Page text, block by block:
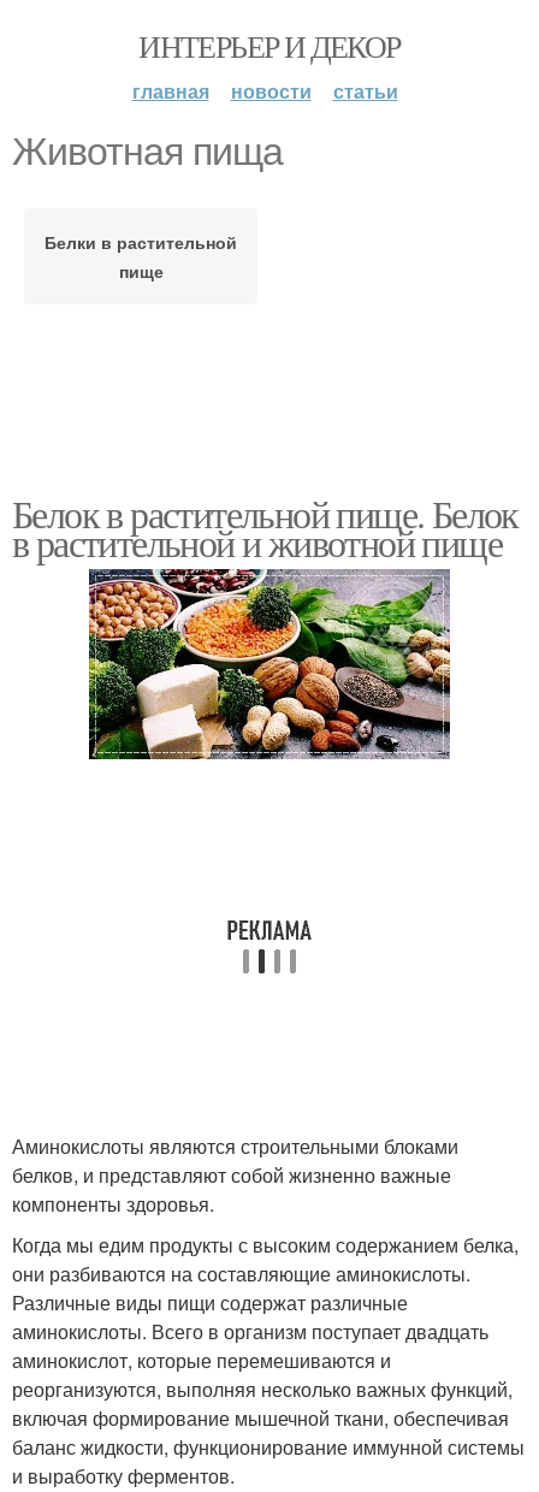
ИНТЕРЬЕР И ДЕКОР
главная новости статьи
Животная пища
Белки в растительной
пище
Белок в растительной пище. Белок
в растительной и животной пище
Аминокислоты являются строительными блоками
белков, и представляют собой жизненно важные
компоненты здоровья.
Когда мы едим продукты с высоким содержанием белка,
они разбиваются на составляющие аминокислоты.
Различные виды пищи содержат различные
аминокислоты. Всего в организм поступает двадцать
аминокислот, которые перемешиваются и
реорганизуются, выполняя несколько важных функций,
включая формирование мышечной ткани, обеспечивая
баланс жидкости, функционирование иммунной системы
и выработку ферментов.